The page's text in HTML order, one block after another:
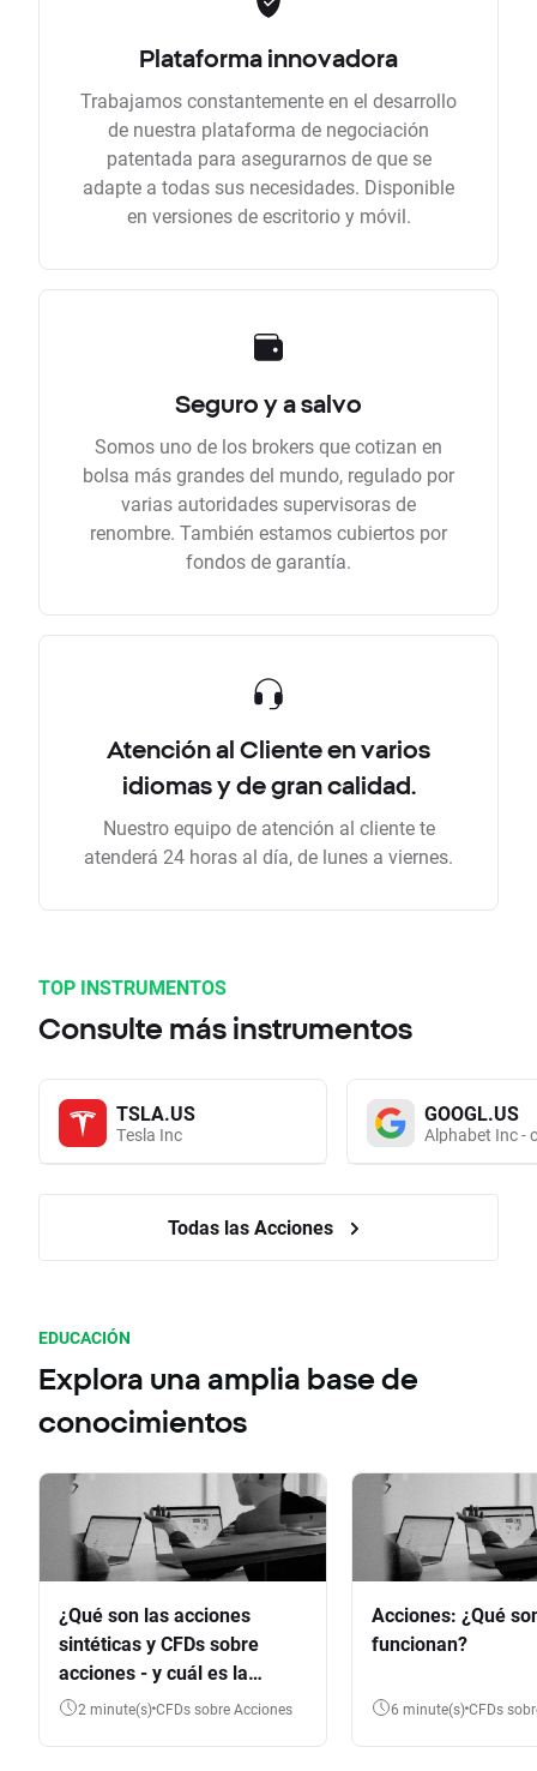
Plataforma innovadora
Trabajamos constantemente en el desarrollo
de nuestra plataforma de negociación
patentada para asegurarnos de que se
adapte a todas sus necesidades. Disponible
en versiones de escritorio y móvil.
Seguro y a salvo
Somos uno de los brokers que cotizan en
bolsa más grandes del mundo, regulado por
varias autoridades supervisoras de
renombre. También estamos cubiertos por
fondos de garantía.
Atención al Cliente en varios
idiomas y de gran calidad.
Nuestro equipo de atención al cliente te
atenderá 24 horas al día, de lunes a viernes.
TOP INSTRUMENTOS
Consulte más instrumentos
TSLA.US
Tesla Inc
GOOGL.US
Alphabet Inc -
Todas las Acciones
EDUCACIÓN
Explora una amplia base de
conocimientos
¿Qué son las acciones
sintéticas y CFDs sobre
acciones - y cuál es la
diferencia?
2 minute(s) CFDs sobre Acciones
Acciones: ¿Qué
funcionan?
6 minute(s) CFDs